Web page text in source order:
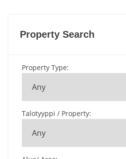
Property Search
Property Type:
Talotyyppi / Property: